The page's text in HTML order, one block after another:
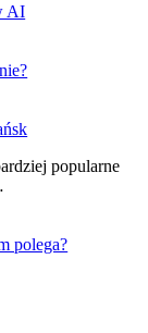
AI
popularne
polega?